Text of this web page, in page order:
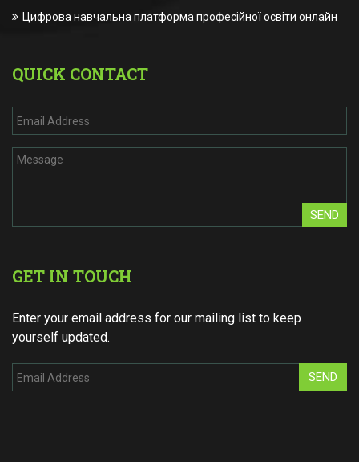
Цифрова навчальна платформа професійної освіти онлайн
QUICK CONTACT
SEND
GET IN TOUCH
Enter your email address for our mailing list to keep
yourself updated.
SEND